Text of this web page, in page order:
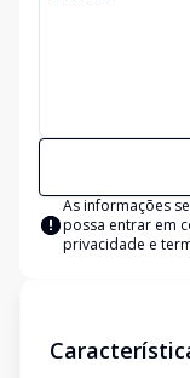
As informações
possa entrar em
privacidade e